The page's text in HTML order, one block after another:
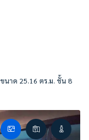
ขนาด 25.16 ตร.ม. ชั้น 8